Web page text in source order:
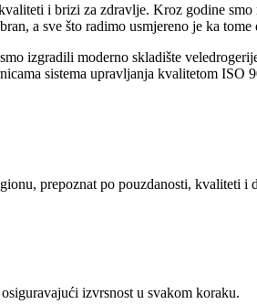
i brizi za zdravlje. Kroz godine
a sve što radimo usmjereno je ka
izgradili moderno skladište
sistema upravljanja kvalitetom ISO
prepoznat po pouzdanosti, kvaliteti i
izvrsnost u svakom koraku.